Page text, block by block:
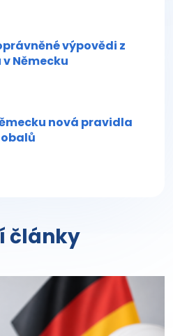
výpovědi z
Německu
nová pravidla
články